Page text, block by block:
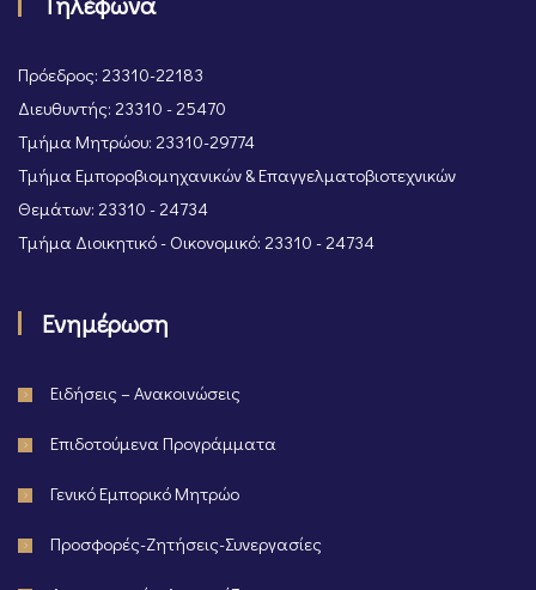
Πρόεδρος: 23310-22183
Διευθυντής: 23310 - 25470
Τμήμα Μητρώου: 23310-29774
Τμήμα Εμποροβιομηχανικών & Επαγγελματοβιοτεχνικών
Θεμάτων: 23310 - 24734
Τμήμα Διοικητικό - Οικονομικό: 23310 - 24734
Ενημέρωση
Ειδήσεις – Ανακοινώσεις
Επιδοτούμενα Προγράμματα
Γενικό Εμπορικό Μητρώο
Προσφορές-Ζητήσεις-Συνεργασίες